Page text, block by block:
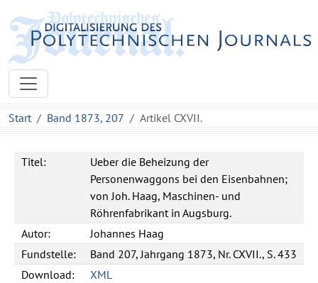
Start Band 1873, 207 Artikel CXVII.
Titel:
Ueber die Beheizung der
Personenwaggons bei den Eisenbahnen;
von Joh. Haag, Maschinen- und
Röhrenfabrikant in Augsburg.
Autor:
Johannes Haag
Fundstelle:
Band 207, Jahrgang 1873, Nr. CXVII., S. 433
Download:
XML